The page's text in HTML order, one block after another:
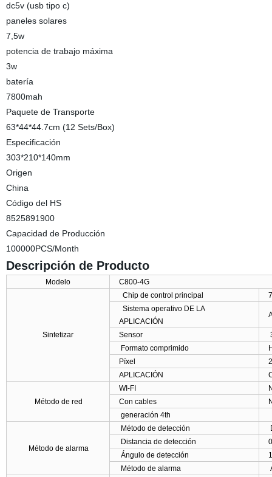
dc5v (usb tipo c)
paneles solares
7,5w
potencia de trabajo máxima
3w
batería
7800mah
Paquete de Transporte
63*44*44.7cm (12 Sets/Box)
Especificación
303*210*140mm
Origen
China
Código del HS
8525891900
Capacidad de Producción
100000PCS/Month
Descripción de Producto
Modelo C800-4G
Sintetizar
Chip de control principal
Sistema operativo DE LA
APLICACIÓN
Sensor
Formato comprimido
Píxel
APLICACIÓN
Método de red
WI-FI
Con cables
generación 4th
Método de alarma
Método de detección
Distancia de detección
Ángulo de detección
Método de alarma